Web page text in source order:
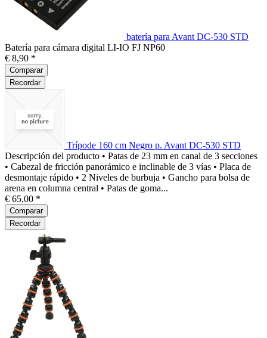
batería para Avant DC-530 STD
Batería para cámara digital LI-IO FJ NP60
€ 8,90 *
Comparar
Recordar
Trípode 160 cm Negro p. Avant DC-530 STD
Descripción del producto • Patas de 23 mm en canal de 3 secciones
• Cabezal de fricción panorámico e inclinable de 3 vías • Placa de
desmontaje rápido • 2 Niveles de burbuja • Gancho para bolsa de
arena en columna central • Patas de goma...
€ 65,00 *
Comparar
Recordar